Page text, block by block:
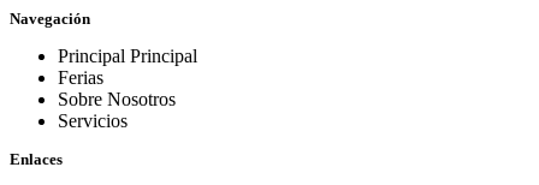
Navegación
Principal Principal
Ferias
Sobre Nosotros
Servicios
Enlaces